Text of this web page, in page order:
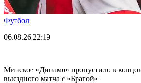
Футбол
06.08.26 22:19
Минское «Динамо» пропустило в
выездного матча с «Брагой»